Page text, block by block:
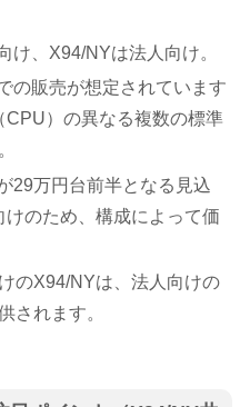
け、X94/NYは法人向け。
の販売が想定されています
）の異なる複数の標準
29万円台前半となる見込
のため、構成によって価
のX94/NYは、法人向けの
されます。